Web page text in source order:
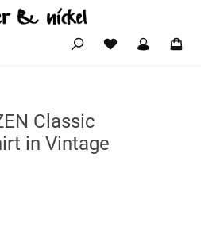
Classic
in Vintage